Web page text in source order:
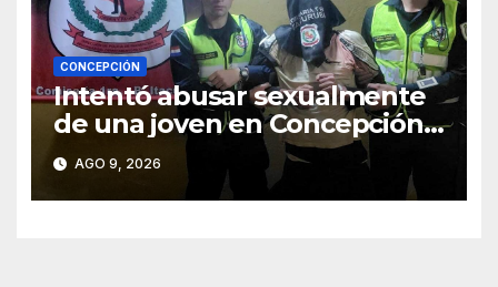
CONCEPCIÓN
Intentó abusar sexualmente
de una joven en Concepción y
fue aprehendido
AGO 9, 2026